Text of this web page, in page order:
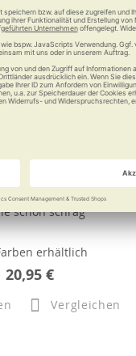
Modell 903
schön schräg
erhältlich
20,95 €
Vergleichen